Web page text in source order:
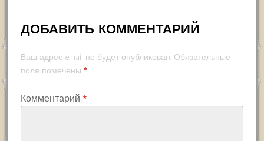
ДОБАВИТЬ КОММЕНТАРИЙ
Ваш адрес email не будет опубликован. Обязательные
поля помечены *
Комментарий *